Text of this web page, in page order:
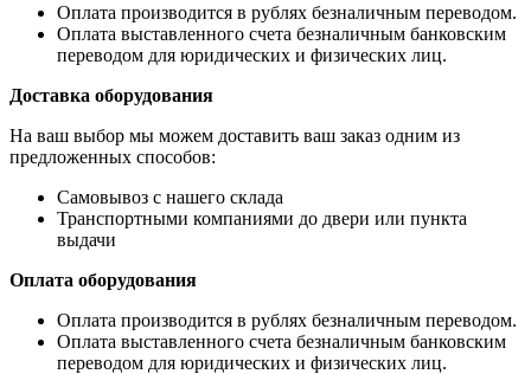
Оплата производится в рублях безналичным переводом.
Оплата выставленного счета безналичным банковским
переводом для юридических и физических лиц.
Доставка оборудования
На ваш выбор мы можем доставить ваш заказ одним из
предложенных способов:
Самовывоз с нашего склада
Транспортными компаниями до двери или пункта
выдачи
Оплата оборудования
Оплата производится в рублях безналичным переводом.
Оплата выставленного счета безналичным банковским
переводом для юридических и физических лиц.